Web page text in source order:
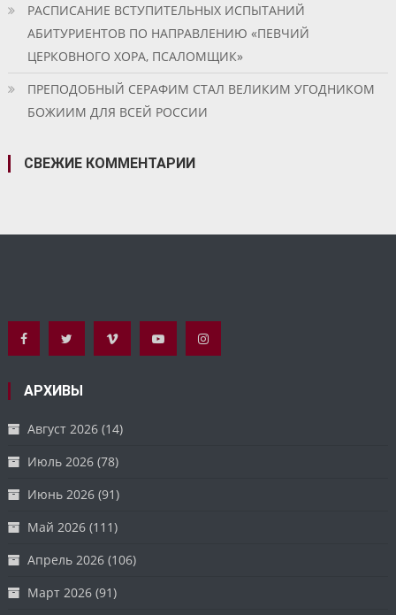
РАСПИСАНИЕ ВСТУПИТЕЛЬНЫХ ИСПЫТАНИЙ
АБИТУРИЕНТОВ ПО НАПРАВЛЕНИЮ «ПЕВЧИЙ
ЦЕРКОВНОГО ХОРА, ПСАЛОМЩИК»
ПРЕПОДОБНЫЙ СЕРАФИМ СТАЛ ВЕЛИКИМ УГОДНИКОМ
БОЖИИМ ДЛЯ ВСЕЙ РОССИИ
СВЕЖИЕ КОММЕНТАРИИ
АРХИВЫ
Август 2026 (14)
Июль 2026 (78)
Июнь 2026 (91)
Май 2026 (111)
Апрель 2026 (106)
Март 2026 (91)